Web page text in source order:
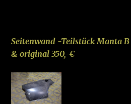
Seitenwand -Teilstück Manta
& original 350,-€